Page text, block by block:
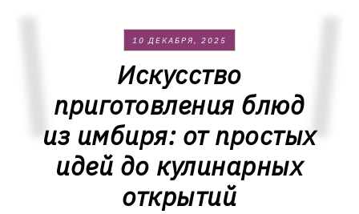
10 ДЕКАБРЯ, 2025
Искусство
приготовления блюд
из имбиря: от простых
идей до кулинарных
открытий